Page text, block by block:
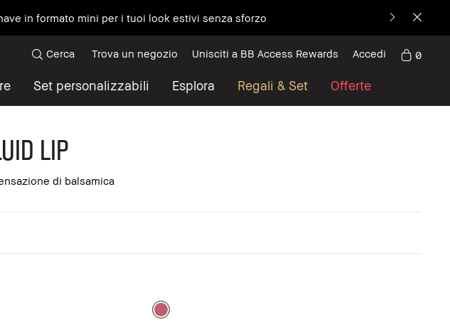
in formato mini per i tuoi look estivi senza sforzo
Set personalizzabili Esplora Regali & Set Offerte
Cerca Trova un negozio Unisciti a BB Access Rewards Accedi 0
Lip
di balsamica